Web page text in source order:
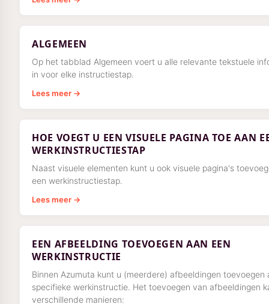
ALGEMEEN
Op het tabblad Algemeen voert u alle relevante tekstuele
in voor elke instructiestap.
Lees meer →
HOE VOEGT U EEN VISUELE PAGINA TOE AAN
WERKINSTRUCTIESTAP
Naast visuele elementen kunt u ook visuele pagina's
een werkinstructiestap.
Lees meer →
EEN AFBEELDING TOEVOEGEN AAN EEN
WERKINSTRUCTIE
Binnen Azumuta kunt u (meerdere) afbeeldingen toevoegen
specifieke werkinstructie. Het toevoegen van afbeeldingen
verschillende manieren: